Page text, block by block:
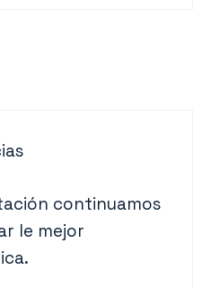
continuamos
le mejor